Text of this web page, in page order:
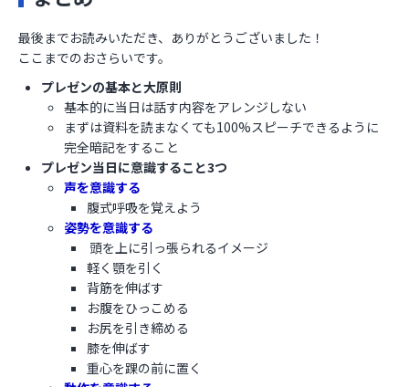
最後までお読みいただき、ありがとうございました！
ここまでのおさらいです。
プレゼンの基本と大原則
基本的に当日は話す内容をアレンジしない
まずは資料を読まなくても100%スピーチできるように
完全暗記をすること
プレゼン当日に意識すること3つ
声を意識する
腹式呼吸を覚えよう
姿勢を意識する
頭を上に引っ張られるイメージ
軽く顎を引く
背筋を伸ばす
お腹をひっこめる
お尻を引き締める
膝を伸ばす
重心を踝の前に置く